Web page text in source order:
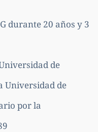
durante 20 años y 3
de
Universidad de
por la